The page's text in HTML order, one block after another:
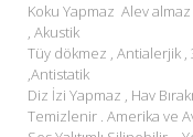
Koku Yapmaz Alev
, Akustik
Tüy dökmez , Antialerjik ,
,Antistatik
Diz İzi Yapmaz , Hav
Temizlenir . Amerika ve